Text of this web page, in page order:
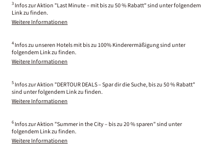
3 Infos zur Aktion "Last Minute – mit bis zu 50 % Rabatt" sind unter folgendem
Link zu finden.
Weitere Informationen
4 Infos zu unseren Hotels mit bis zu 100% Kinderermäßigung sind unter
folgendem Link zu finden.
Weitere Informationen
5 Infos zur Aktion "DERTOUR DEALS – Spar dir die Suche, bis zu 50 % Rabatt"
sind unter folgendem Link zu finden.
Weitere Informationen
6 Infos zur Aktion "Summer in the City – bis zu 20 % sparen" sind unter
folgendem Link zu finden.
Weitere Informationen